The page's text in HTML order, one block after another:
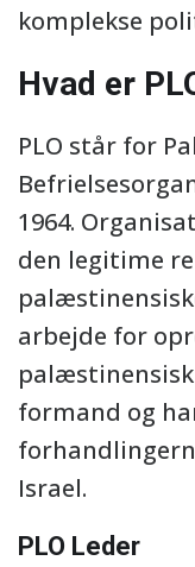
komplekse
Hvad er
PLO står for
1964.
den legitime
arbejde for
palæstinensisk
formand og
Israel.
PLO Leder